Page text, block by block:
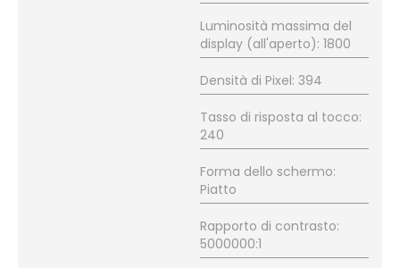
Luminosità massima del
display (all'aperto): 1800
Densità di Pixel: 394
Tasso di risposta al tocco:
240
Forma dello schermo:
Piatto
Rapporto di contrasto:
5000000:1